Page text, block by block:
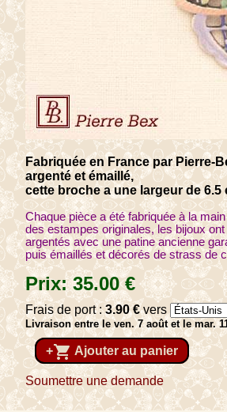
Fabriquée en France par Pierre-
argenté et émaillé,
cette broche a une largeur de 6.5
Chaque pièce a été fabriquée à la
des estampes originales, les bijoux
argentés avec une patine ancienne
puis émaillés et décorés de strass de
Prix:35.00€
Frais de port :3.90€vers
Livraison entre le ven. 7 août et le mar.
+shopping_cart Ajouter au panier
Soumettre une demande